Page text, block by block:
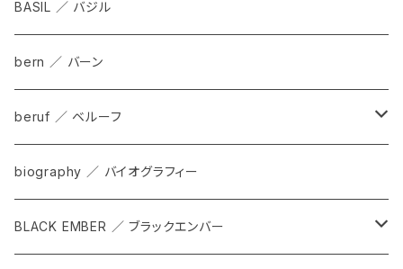
BASIL ／ バジル
bern ／ バーン
beruf ／ ベルーフ
bag
cap
biography ／ バイオグラフィー
BLACK EMBER ／ ブラックエンバー